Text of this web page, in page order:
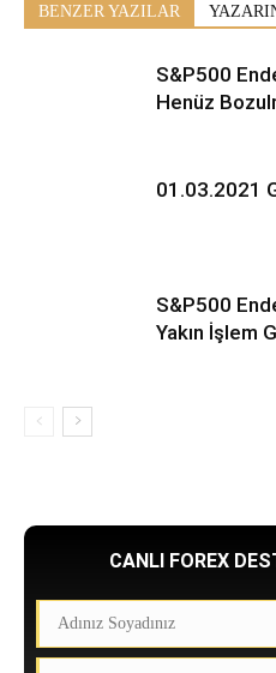
BENZER YAZILAR
S&P500
Henüz
01.03.2021
S&P500
Yakın İşlem
CANLI FOREX